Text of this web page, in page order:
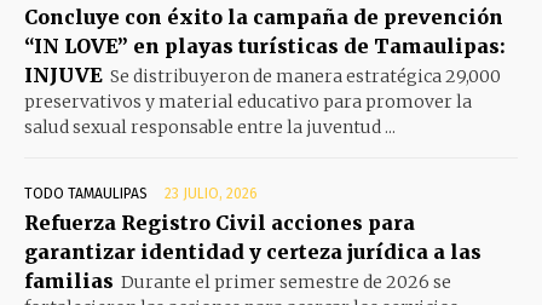
Concluye con éxito la campaña de prevención
“IN LOVE” en playas turísticas de Tamaulipas:
INJUVE Se distribuyeron de manera estratégica 29,000
preservativos y material educativo para promover la
salud sexual responsable entre la juventud ...
TODO TAMAULIPAS 23 JULIO, 2026
Refuerza Registro Civil acciones para
garantizar identidad y certeza jurídica a las
familias Durante el primer semestre de 2026 se